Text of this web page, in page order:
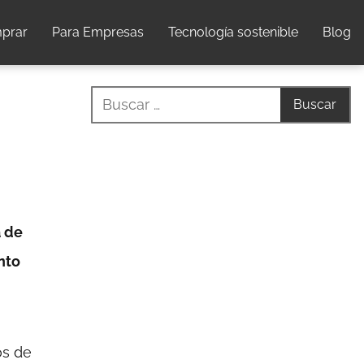
Para Empresas Tecnología sostenible Blog
de
de